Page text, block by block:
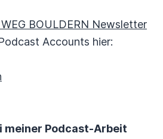
BOULDERN Newsletter
Accounts hier:
meiner Podcast-Arbeit